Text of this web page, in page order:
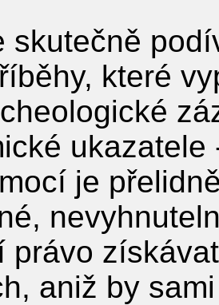
skutečně
které
je
právo
aniž by